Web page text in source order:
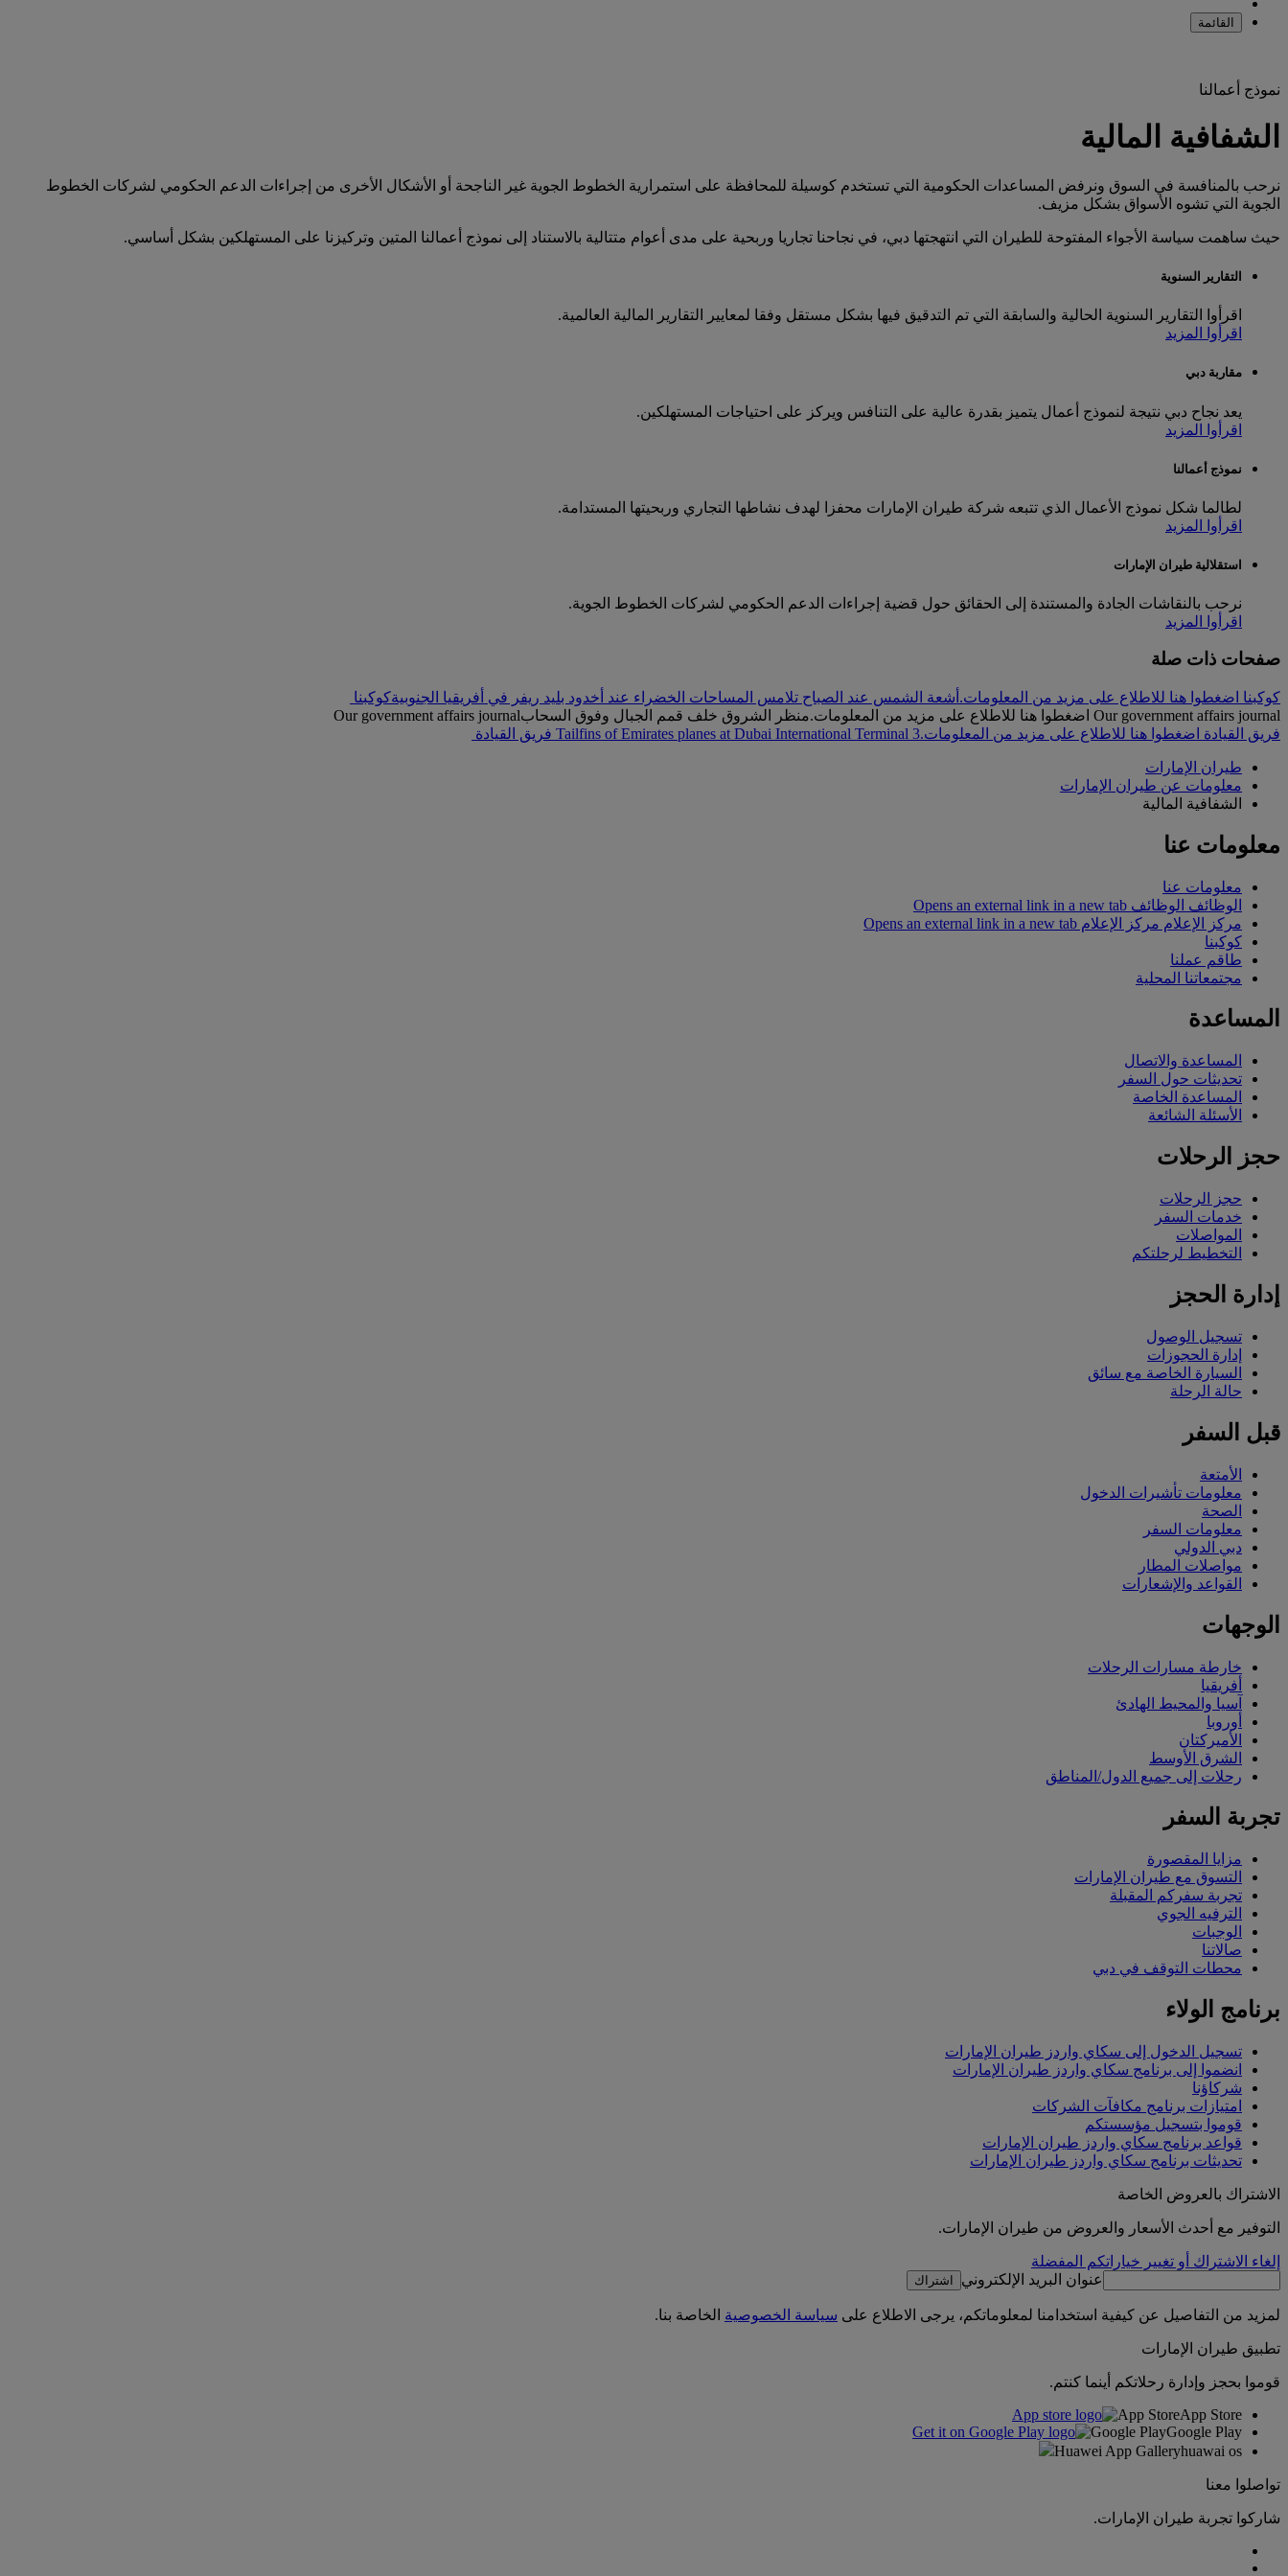
القائمة
نموذج أعمالنا
الشفافية المالية
نرحب بالمنافسة في السوق ونرفض المساعدات الحكومية التي تستخدم كوسيلة للمحافظة على استمرارية الخطوط الجوية غير الناجحة أو الأشكال الأخرى من إجراءات الدعم الحكومي لشركات الخطوط
الجوية التي تشوه الأسواق بشكل مزيف.
حيث ساهمت سياسة الأجواء المفتوحة للطيران التي انتهجتها دبي، في نجاحنا تجاريا وربحية على مدى أعوام متتالية بالاستناد إلى نموذج أعمالنا المتين وتركيزنا على المستهلكين بشكل أساسي.
التقارير السنوية
اقرأوا التقارير السنوية الحالية والسابقة التي تم التدقيق فيها بشكل مستقل وفقا لمعايير التقارير المالية العالمية.
اقرأوا المزيد
مقاربة دبي
يعد نجاح دبي نتيجة لنموذج أعمال يتميز بقدرة عالية على التنافس ويركز على احتياجات المستهلكين.
اقرأوا المزيد
نموذج أعمالنا
لطالما شكل نموذج الأعمال الذي تتبعه شركة طيران الإمارات محفزا لهدف نشاطها التجاري وربحيتها المستدامة.
اقرأوا المزيد
استقلالية طيران الإمارات
نرحب بالنقاشات الجادة والمستندة إلى الحقائق حول قضية إجراءات الدعم الحكومي لشركات الخطوط الجوية.
اقرأوا المزيد
صفحات ذات صلة
كوكبنا اضغطوا هنا للاطلاع على مزيد من المعلومات. أشعة الشمس عند الصباح تلامس المساحات الخضراء عند أخدود بليد ريفر في أفريقيا الجنوبيةكوكبنا
Our government affairs journal اضغطوا هنا للاطلاع على مزيد من المعلومات.
منظر الشروق خلف قمم الجبال وفوق السحابOur government affairs journal
فريق القيادة اضغطوا هنا للاطلاع على مزيد من المعلومات.Tailfins of Emirates planes at Dubai International Terminal 3 فريق القيادة
طيران الإمارات
معلومات عن طيران الإمارات
الشفافية المالية
معلومات عنا
معلومات عنا
الوظائف الوظائف Opens an external link in a new tab
مركز الإعلام مركز الإعلام Opens an external link in a new tab
كوكبنا
طاقم عملنا
مجتمعاتنا المحلية
المساعدة
المساعدة والاتصال
تحديثات حول السفر
المساعدة الخاصة
الأسئلة الشائعة
حجز الرحلات
حجز الرحلات
خدمات السفر
المواصلات
التخطيط لرحلتكم
إدارة الحجز
تسجيل الوصول
إدارة الحجوزات
السيارة الخاصة مع سائق
حالة الرحلة
قبل السفر
الأمتعة
معلومات تأشيرات الدخول
الصحة
معلومات السفر
دبي الدولي
مواصلات المطار
القواعد والإشعارات
الوجهات
خارطة مسارات الرحلات
أفريقيا
آسيا والمحيط الهادئ
أوروبا
الأميركتان
الشرق الأوسط
رحلات إلى جميع الدول/المناطق
تجربة السفر
مزايا المقصورة
التسوق مع طيران الإمارات
تجربة سفركم المقبلة
الترفيه الجوي
الوجبات
صالاتنا
محطات التوقف في دبي
برنامج الولاء
تسجيل الدخول إلى سكاي واردز طيران الإمارات
انضموا إلى برنامج سكاي واردز طيران الإمارات
شركاؤنا
امتيازات برنامج مكافآت الشركات
قوموا بتسجيل مؤسستكم
قواعد برنامج سكاي واردز طيران الإمارات
تحديثات برنامج سكاي واردز طيران الإمارات
الاشتراك بالعروض الخاصة
التوفير مع أحدث الأسعار والعروض من طيران الإمارات.
إلغاء الاشتراك أو تغيير خياراتكم المفضلة
عنوان البريد الإلكتروني
اشتراك
لمزيد من التفاصيل عن كيفية استخدامنا لمعلوماتكم، يرجى الاطلاع على سياسة الخصوصية الخاصة بنا.
تطبيق طيران الإمارات
قوموا بحجز وإدارة رحلاتكم أينما كنتم.
App StoreApp Store
Google PlayGoogle Play
Huawei App Galleryhuawai os
تواصلوا معنا
شاركوا تجربة طيران الإمارات.